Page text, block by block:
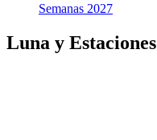
Semanas 2027
Luna y Estaciones